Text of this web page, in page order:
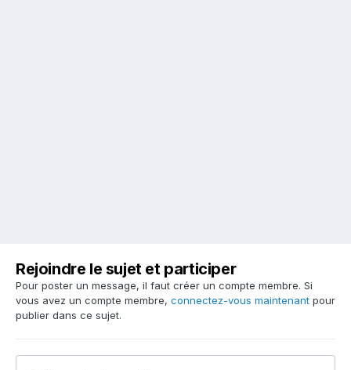
Rejoindre le sujet et participer
Pour poster un message, il faut créer un compte membre. Si
vous avez un compte membre, connectez-vous maintenant pour
publier dans ce sujet.